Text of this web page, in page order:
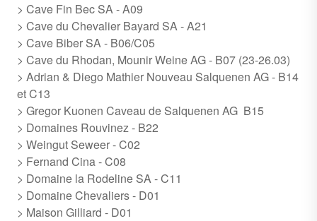
> Cave Fin Bec SA - A09
> Cave du Chevalier Bayard SA - A21
> Cave Biber SA - B06/C05
> Cave du Rhodan, Mounir Weine AG - B07 (23-26.03)
> Adrian & Diego Mathier Nouveau Salquenen AG - B14
et C13
> Gregor Kuonen Caveau de Salquenen AG B15
> Domaines Rouvinez - B22
> Weingut Seweer - C02
> Fernand Cina - C08
> Domaine la Rodeline SA - C11
> Domaine Chevaliers - D01
> Maison Gilliard - D01